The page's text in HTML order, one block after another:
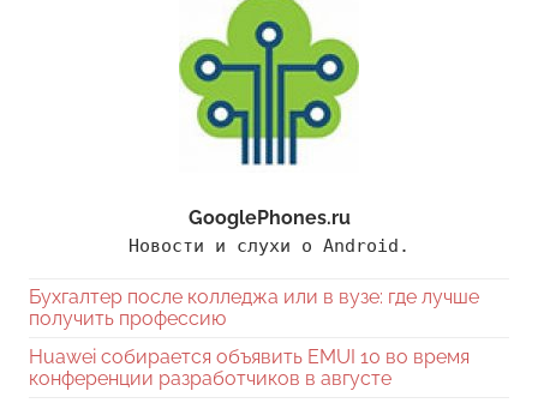
GooglePhones.ru
Новости и слухи о Android.
Бухгалтер после колледжа или в вузе: где лучше
получить профессию
Huawei собирается объявить EMUI 10 во время
конференции разработчиков в августе